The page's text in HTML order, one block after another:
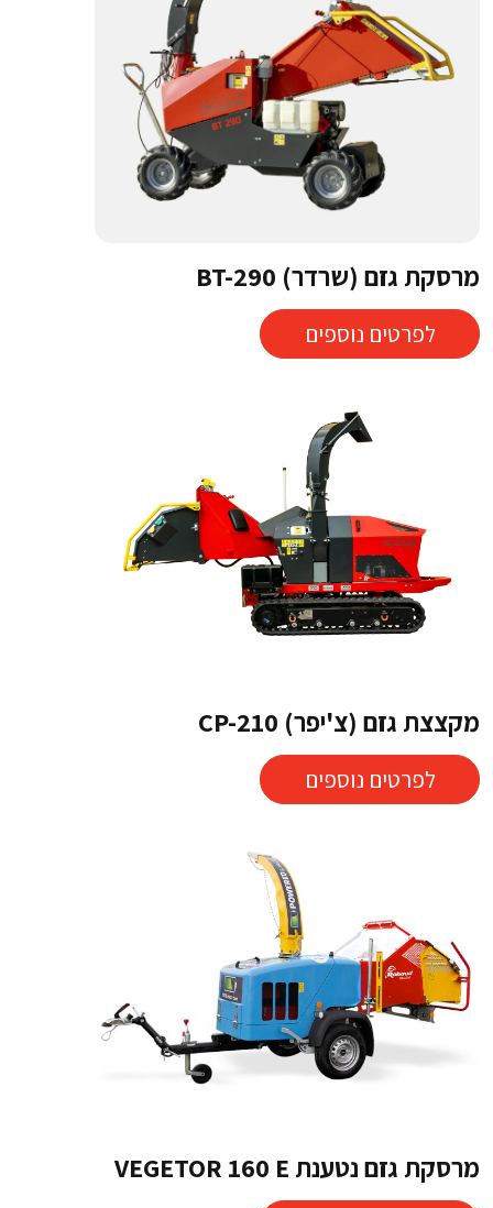
מרסקת גזם (שרדר) BT-290
לפרטים נוספים
מקצצת גזם (צ'יפר) CP-210
לפרטים נוספים
מרסקת גזם נטענת VEGETOR 160 E